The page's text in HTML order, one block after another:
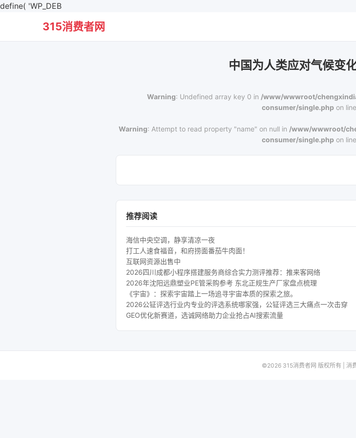
define( 'WP_DEB
315消费者网
中国为人类应对气候变
Warning: Undefined array key 0 in /www/wwwroot/
consumer/single.php on
Warning: Attempt to read property "name" on null in /www/wwwroot/
consumer/single.php on
推荐阅读
海信中央空调，静享清凉一夜
打工人速食福音，和府捞面番茄牛肉面！
互联网资源出售中
2026四川成都小程序搭建服务商综合实力测评推荐：推来客网络
2026年沈阳远鼎塑业PE管采购参考 东北正规生产厂家盘点梳理
《宇宙》：探索宇宙踏上一场追寻宇宙本质的探索之旅。
2026公钲评选行业内专业的评选系统哪家强，公钲评选三大痛点一次击穿
GEO优化新赛道，选诚网络助力企业抢占AI搜索流量
©2026 315消费者网 版权所有 | 消